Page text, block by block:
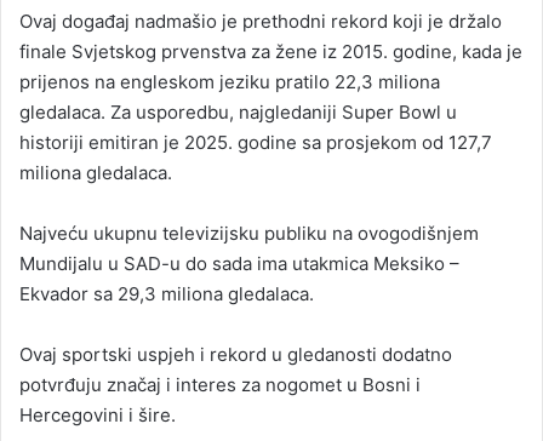
Ovaj događaj nadmašio je prethodni rekord koji je držalo
finale Svjetskog prvenstva za žene iz 2015. godine, kada je
prijenos na engleskom jeziku pratilo 22,3 miliona
gledalaca. Za usporedbu, najgledaniji Super Bowl u
historiji emitiran je 2025. godine sa prosjekom od 127,7
miliona gledalaca.
Najveću ukupnu televizijsku publiku na ovogodišnjem
Mundijalu u SAD-u do sada ima utakmica Meksiko –
Ekvador sa 29,3 miliona gledalaca.
Ovaj sportski uspjeh i rekord u gledanosti dodatno
potvrđuju značaj i interes za nogomet u Bosni i
Hercegovini i šire.